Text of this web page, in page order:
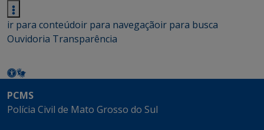
ir para conteúdoir para navegaçãoir para busca
Ouvidoria Transparência
PCMS
Polícia Civil de Mato Grosso do Sul